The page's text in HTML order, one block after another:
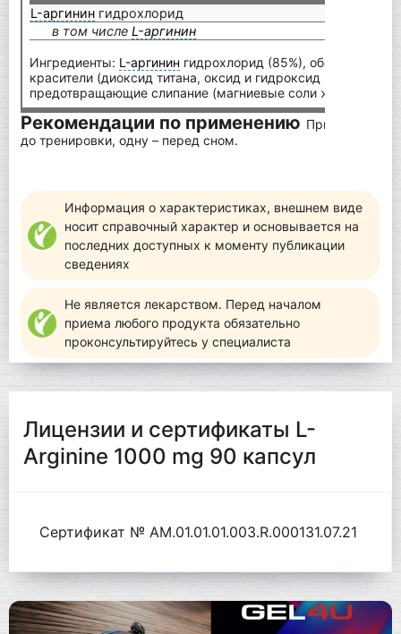
L-аргинин гидрохлорид
в том числеL-аргинин
Ингредиенты: L-аргинин гидрохлорид (85%), оболочка
красители (диоксид титана, оксид и гидроксид железа)],
предотвращающие слипание (магниевые соли жирных
Рекомендации по применению Принимайте
до тренировки, одну – перед сном.
Информация о характеристиках, внешнем виде
носит справочный характер и основывается на
последних доступных к моменту публикации
сведениях
Не является лекарством. Перед началом
приема любого продукта обязательно
проконсультируйтесь у специалиста
Лицензии и сертификаты L-
Arginine 1000 mg 90 капсул
Сертификат № AM.01.01.01.003.R.000131.07.21